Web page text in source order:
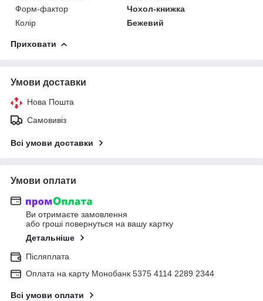
Форм-фактор
Чохол-книжка
Колір
Бежевий
Приховати
Умови доставки
Нова Пошта
Самовивіз
Всі умови доставки
Умови оплати
Ви отримаєте замовлення
або гроші повернуться на вашу картку
Детальніше
Післяплата
Оплата на карту Монобанк 5375 4114 2289 2344
Всі умови оплати